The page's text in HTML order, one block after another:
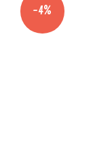
-4%